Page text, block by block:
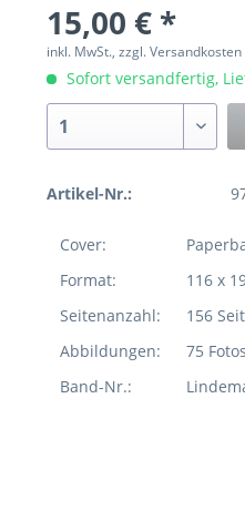
15,00 € *
inkl. MwSt., zzgl. Versandkosten
Sofort versandfertig,
Artikel-Nr.:
Cover:
Format:
116 x
Seitenanzahl:
156
Abbildungen:
75 Fotos
Band-Nr.: